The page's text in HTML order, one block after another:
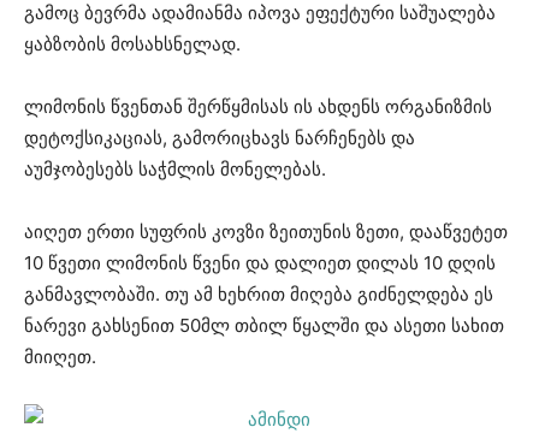
გამოც ბევრმა ადამიანმა იპოვა ეფექტური საშუალება
ყაბზობის მოსახსნელად.
ლიმონის წვენთან შერწყმისას ის ახდენს ორგანიზმის
დეტოქსიკაციას, გამორიცხავს ნარჩენებს და
აუმჯობესებს საჭმლის მონელებას.
აიღეთ ერთი სუფრის კოვზი ზეითუნის ზეთი, დააწვეტეთ
10 წვეთი ლიმონის წვენი და დალიეთ დილას 10 დღის
განმავლობაში. თუ ამ ხეხრით მიღება გიძნელდება ეს
ნარევი გახსენით 50მლ თბილ წყალში და ასეთი სახით
მიიღეთ.